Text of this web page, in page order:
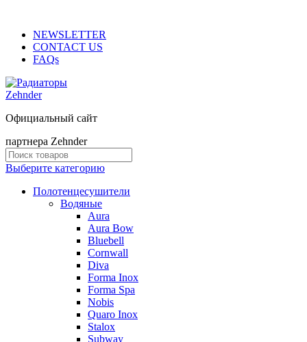
NEWSLETTER
CONTACT US
FAQs
Официальный сайт
партнера Zehnder
Выберите категорию
Полотенцесушители
Водяные
Aura
Aura Bow
Bluebell
Cornwall
Diva
Forma Inox
Forma Spa
Nobis
Quaro Inox
Stalox
Subway